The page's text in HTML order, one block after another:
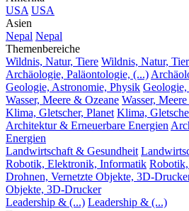
USA USA
Asien
Nepal Nepal
Themenbereiche
Wildnis, Natur, Tiere Wildnis, Natur,
Archäologie, Paläontologie, (...)
Geologie, Astronomie, Physik
Wasser, Meere & Ozeane Wasser,
Klima, Gletscher, Planet Klima,
Architektur & Erneuerbare Energien
Energien
Landwirtschaft & Gesundheit
Robotik, Elektronik, Informatik
Drohnen, Vernetzte Objekte, 3D-
Objekte, 3D-Drucker
Leadership & (...) Leadership & (...)